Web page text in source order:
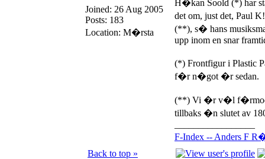
Joined: 26 Aug 2005
Posts: 183
Location: M�rsta
H�kan Soold (*) har
det om, just det, Paul
(**), s� hans
upp inom en snar
(*) Frontfigur i Plastic
f�r n�got �r sedan.
(**) Vi �r v�l
tillbaks �n slutet av
F-Index -- Anders F
Back to top »